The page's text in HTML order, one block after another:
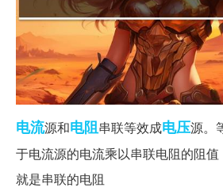
电流源和电阻串联等效成电压源。
于电流源的电流乘以串联电阻的阻
就是串联的电阻